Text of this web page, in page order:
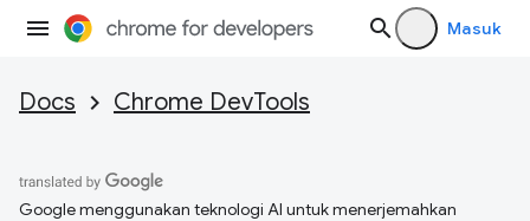
Masuk
Docs Chrome DevTools
Google menggunakan teknologi AI untuk menerjemahkan